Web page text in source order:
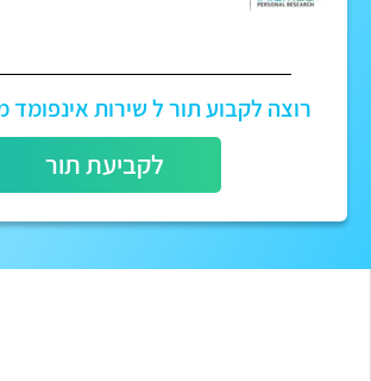
רוצה לקבוע תור ל שירות אינפומד
לקביעת תור